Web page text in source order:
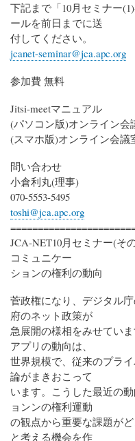
下記まで「10月セミナー
ールを前日までに送
付してください。
jcanet-seminar@jca.apc.org
参加費 無料
Jitsi-meetマニュアル
(パソコン版)オンライン会
(スマホ版)オンライン会議
問い合わせ
小倉利丸(理事)
070-5553-5495
toshi@jca.apc.org
JCA-NET10月セミナー(そ
コミュニケー
ションの権利の動向
菅政権になり、デジタル
府のネット政策が
急展開の様相をみせてい
アプリの動向は、
世界規模で、従来のプラ
論がまきおこって
います。こうした最近の
ョンンの権利運動
の観点から重要な課題が
と考える機会を作